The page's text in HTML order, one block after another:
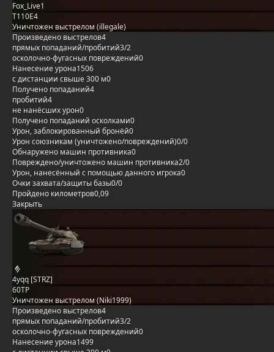
Fox_Live1
T110E4
Уничтожен выстрелом (illegale)
Произведено выстрелов4
прямых попаданий/пробитий3/2
осколочно-фугасных повреждений0
Нанесение урона1506
с дистанции свыше 300 м0
Получено попаданий4
пробитий4
не нанёсших урон0
Получено попаданий осколками0
Урон, заблокированный бронёй0
Урон союзникам (уничтожено/повреждений)0/0
Обнаружено машин противника0
Повреждено/уничтожено машин противника2/0
Урон, нанесённый с помощью данного игрока0
Очки захвата/защиты базы0/0
Пройдено километров0,09
Закрыть
4yqq [STRZ]
60TP
Уничтожен выстрелом (Niki1999)
Произведено выстрелов4
прямых попаданий/пробитий3/2
осколочно-фугасных повреждений0
Нанесение урона1499